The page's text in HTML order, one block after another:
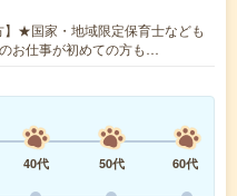
】★国家・地域限定保育士なども
お仕事が初めての方も…
40代 50代
60代